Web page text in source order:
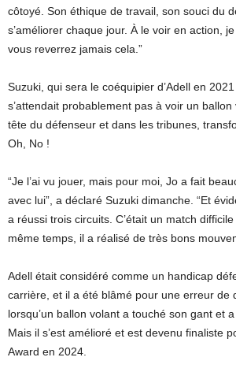
côtoyé. Son éthique de travail, son souci du
s’améliorer chaque jour. À le voir en action,
vous reverrez jamais cela.”
Suzuki, qui sera le coéquipier d’Adell en
s’attendait probablement pas à voir un
tête du défenseur et dans les tribunes,
Oh, No !
“Je l’ai vu jouer, mais pour moi, Jo a fait
avec lui”, a déclaré Suzuki dimanche. “Et
a réussi trois circuits. C’était un match
même temps, il a réalisé de très bons
Adell était considéré comme un handicap
carrière, et il a été blâmé pour une erreur de
lorsqu’un ballon volant a touché son gant et
Mais il s’est amélioré et est devenu finaliste
Award en 2024.